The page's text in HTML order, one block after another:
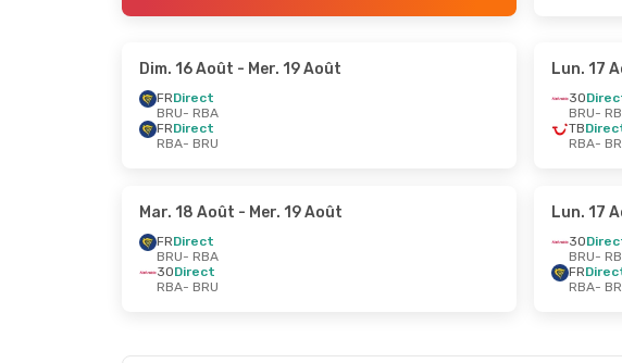
Dim. 16 Août - Mer. 19 Août
FRDirect
BRU- RBA
FRDirect
RBA- BRU
Lun. 17
3O
BRU-
TB
RBA-
Mar. 18 Août - Mer. 19 Août
FRDirect
BRU- RBA
3ODirect
RBA- BRU
Lun. 17
3O
BRU-
FR
RBA-